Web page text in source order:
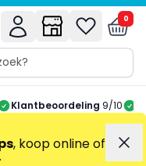
0
Klantbeoordeling 9/10
, koop online of
.